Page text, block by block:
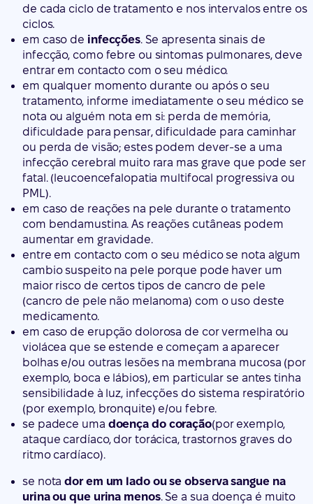
de cada ciclo de tratamento e nos intervalos entre os
ciclos.
em caso de infecções. Se apresenta sinais de
infecção, como febre ou sintomas pulmonares, deve
entrar em contacto com o seu médico.
em qualquer momento durante ou após o seu
tratamento, informe imediatamente o seu médico se
nota ou alguém nota em si: perda de memória,
dificuldade para pensar, dificuldade para caminhar
ou perda de visão; estes podem dever-se a uma
infecção cerebral muito rara mas grave que pode ser
fatal. (leucoencefalopatia multifocal progressiva ou
PML).
em caso de reações na pele durante o tratamento
com bendamustina. As reações cutâneas podem
aumentar em gravidade.
entre em contacto com o seu médico se nota algum
cambio suspeito na pele porque pode haver um
maior risco de certos tipos de cancro de pele
(cancro de pele não melanoma) com o uso deste
medicamento.
em caso de erupção dolorosa de cor vermelha ou
violácea que se estende e começam a aparecer
bolhas e/ou outras lesões na membrana mucosa (por
exemplo, boca e lábios), em particular se antes tinha
sensibilidade à luz, infecções do sistema respiratório
(por exemplo, bronquite) e/ou febre.
se padece uma doença do coração(por exemplo,
ataque cardíaco, dor torácica, trastornos graves do
ritmo cardíaco).
se notador em um lado ou se observa sangue na
urina ou que urina menos. Se a sua doença é muito